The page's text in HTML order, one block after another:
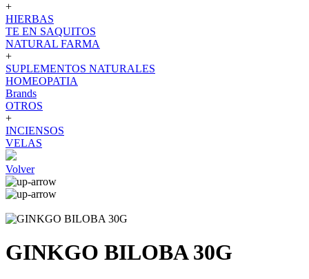
+
HIERBAS
TE EN SAQUITOS
NATURAL FARMA
+
SUPLEMENTOS NATURALES
HOMEOPATIA
Brands
OTROS
+
INCIENSOS
VELAS
Volver
GINKGO BILOBA 30G